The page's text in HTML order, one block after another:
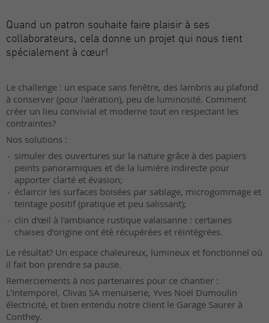
Quand un patron souhaite faire plaisir à ses
collaborateurs, cela donne un projet qui nous tient
spécialement à cœur!
Le challenge : un espace sans fenêtre, des lambris au plafond
à conserver (pour l'aération), peu de luminosité. Comment
créer un lieu convivial et moderne tout en respectant les
contraintes?
Nos solutions :
simuler des ouvertures sur la nature grâce à des papiers
peints panoramiques et de la lumière indirecte pour
apporter clarté et évasion;
éclaircir les surfaces boisées par sablage, microgommage et
teintage positif (pratique et peu salissant);
clin d'œil à l'ambiance rustique valaisanne : certaines
chaises d'origine ont été récupérées et réintégrées.
Le résultat? Un espace chaleureux, lumineux et fonctionnel où
il fait bon prendre sa pause.
Remerciements à nos partenaires pour ce chantier :
L'Intemporel, Clivas SA menuiserie, Yves Noël Dumoulin
électricité, et bien entendu notre client le Garage Saurer à
Conthey.